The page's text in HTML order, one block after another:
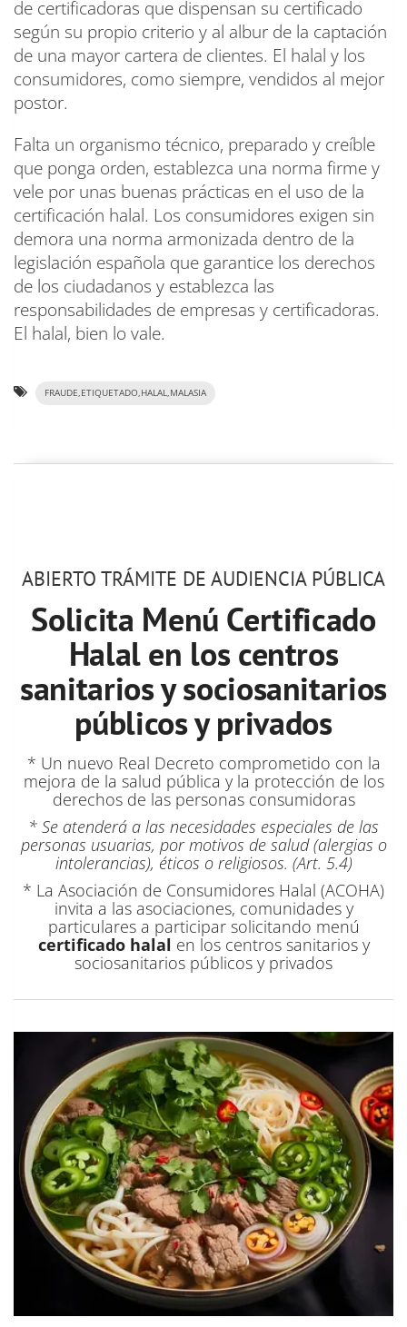
de certificadoras que dispensan su certificado
según su propio criterio y al albur de la captación
de una mayor cartera de clientes. El halal y los
consumidores, como siempre, vendidos al mejor
postor.
Falta un organismo técnico, preparado y creíble
que ponga orden, establezca una norma firme y
vele por unas buenas prácticas en el uso de la
certificación halal. Los consumidores exigen sin
demora una norma armonizada dentro de la
legislación española que garantice los derechos
de los ciudadanos y establezca las
responsabilidades de empresas y certificadoras.
El halal, bien lo vale.
FRAUDE,ETIQUETADO,HALAL,MALASIA
ABIERTO TRÁMITE DE AUDIENCIA PÚBLICA
Solicita Menú Certificado
Halal en los centros
sanitarios y sociosanitarios
públicos y privados
* Un nuevo Real Decreto comprometido con la
mejora de la salud pública y la protección de los
derechos de las personas consumidoras
* Se atenderá a las necesidades especiales de las
personas usuarias, por motivos de salud (alergias o
intolerancias), éticos o religiosos. (Art. 5.4)
* La Asociación de Consumidores Halal (ACOHA)
invita a las asociaciones, comunidades y
particulares a participar solicitando menú
certificado halal en los centros sanitarios y
sociosanitarios públicos y privados